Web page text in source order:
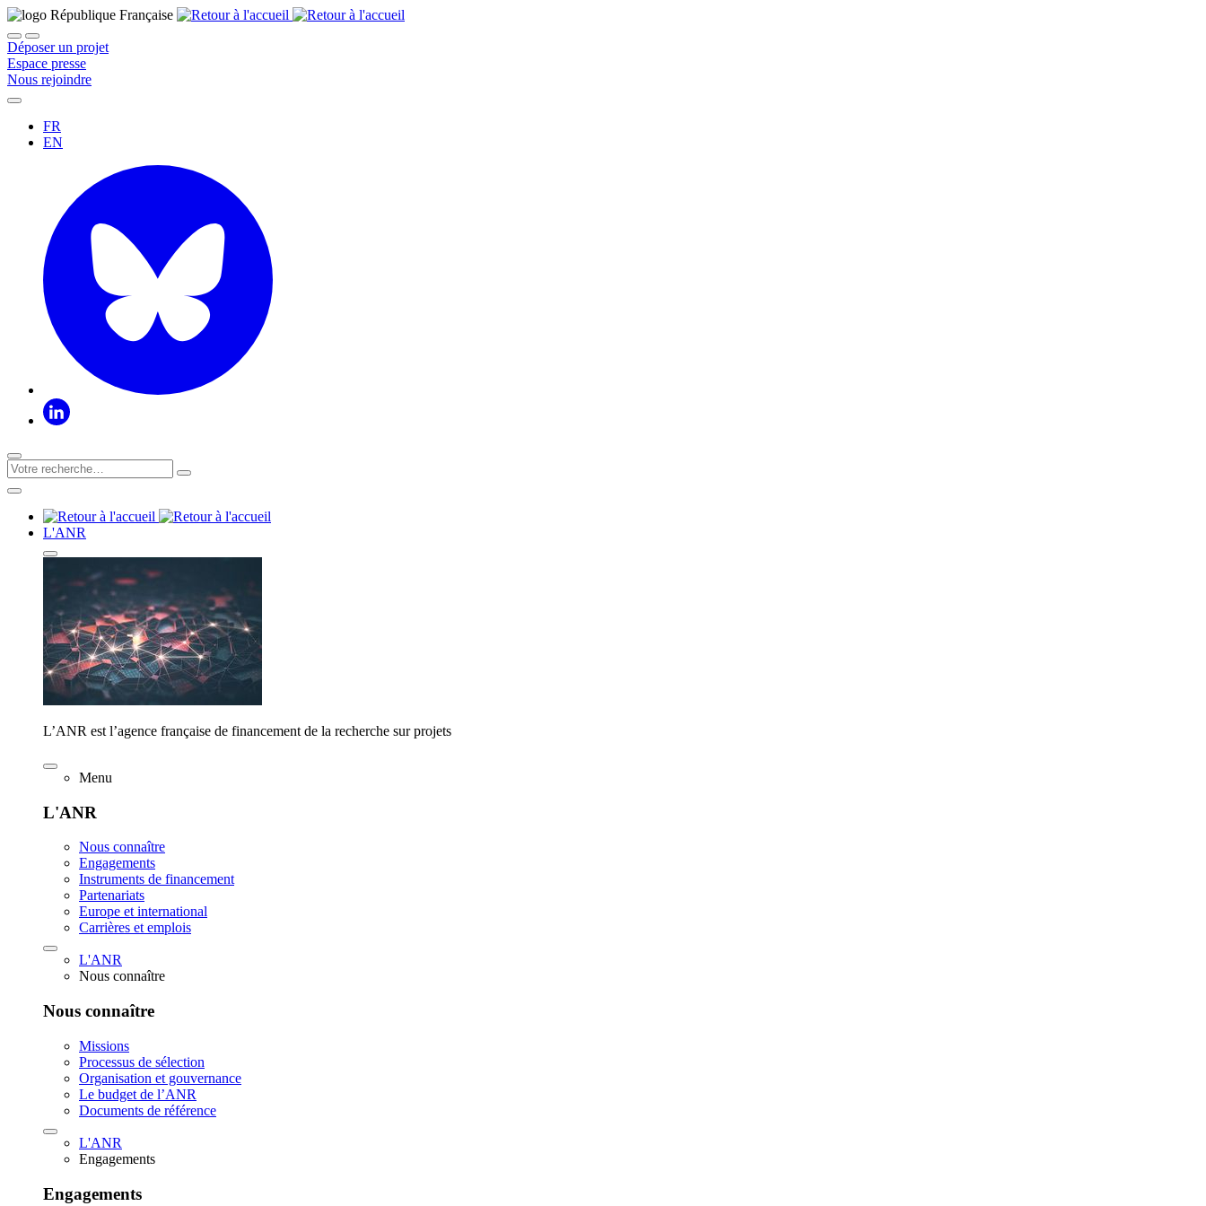
Déposer un projet
Espace presse
Nous rejoindre
FR
EN
L'ANR
L’ANR est l’agence française de financement de la recherche sur projets
Menu
L'ANR
Nous connaître
Engagements
Instruments de financement
Partenariats
Europe et international
Carrières et emplois
L'ANR
Nous connaître
Nous connaître
Missions
Processus de sélection
Organisation et gouvernance
Le budget de l’ANR
Documents de référence
L'ANR
Engagements
Engagements